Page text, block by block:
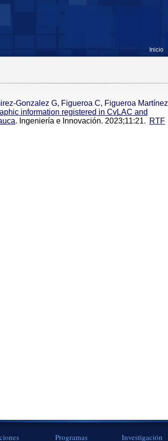
Inicio
Gonzalez G, Figueroa C, Figueroa Martínez
information registered in CvLAC and
. Ingeniería e Innovación. 2023;11:21. RTF
Programas Investigación